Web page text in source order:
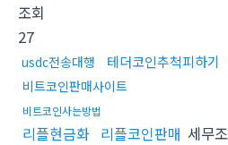
조회
27
usdc전송대행 테더코인추척피하기
비트코인판매사이트
비트코인사는방법
리플현금화 리플코인판매 세무